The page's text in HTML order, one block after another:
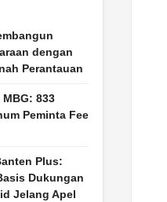
dengan
Perantauan
833
Peminta Fee
Plus:
Dukungan
Jelang Apel